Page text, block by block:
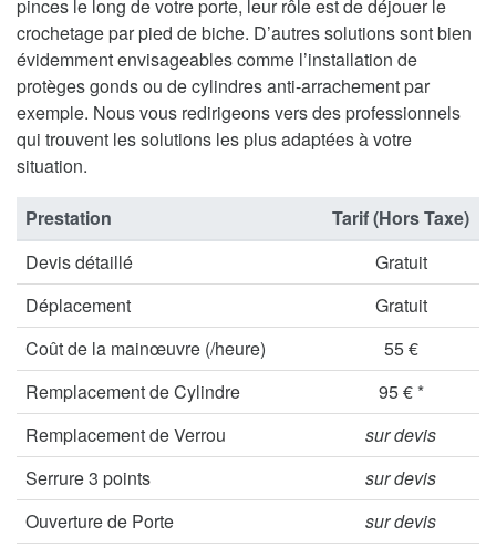
pinces le long de votre porte, leur rôle est de déjouer le
crochetage par pied de biche. D’autres solutions sont bien
évidemment envisageables comme l’installation de
protèges gonds ou de cylindres anti-arrachement par
exemple. Nous vous redirigeons vers des professionnels
qui trouvent les solutions les plus adaptées à votre
situation.
Prestation
Tarif (Hors Taxe)
Devis détaillé
Gratuit
Déplacement
Gratuit
Coût de la mainœuvre (/heure)
55 €
Remplacement de Cylindre
95 € *
Remplacement de Verrou
sur devis
Serrure 3 points
sur devis
Ouverture de Porte
sur devis